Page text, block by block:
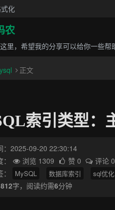
化
农
里，希望我的分享可以给你一些帮
正文
索引类型：
：2025-09-20 22:30:14
浏览 1309 赞 0
评论 0
MySQL 数据库索引 sql优化
字，阅读约需6分钟